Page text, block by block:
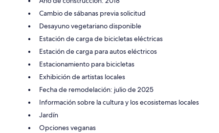
Cambio de sábanas previa solicitud
Desayuno vegetariano disponible
Estación de carga de bicicletas eléctricas
Estación de carga para autos eléctricos
Estacionamiento para bicicletas
Exhibición de artistas locales
Fecha de remodelación: julio de 2025
Información sobre la cultura y los ecosistemas locales
Jardín
Opciones veganas